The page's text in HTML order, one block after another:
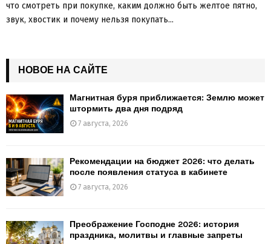
что смотреть при покупке, каким должно быть желтое пятно,
звук, хвостик и почему нельзя покупать...
НОВОЕ НА САЙТЕ
Магнитная буря приближается: Землю может
штормить два дня подряд
7 августа, 2026
Рекомендации на бюджет 2026: что делать
после появления статуса в кабинете
7 августа, 2026
Преображение Господне 2026: история
праздника, молитвы и главные запреты